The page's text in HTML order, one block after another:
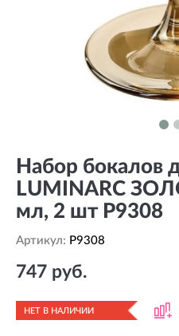
Набор бокалов
LUMINARC
мл, 2 шт P9308
Артикул: P9308
747 руб.
НЕТ В НАЛИЧИИ